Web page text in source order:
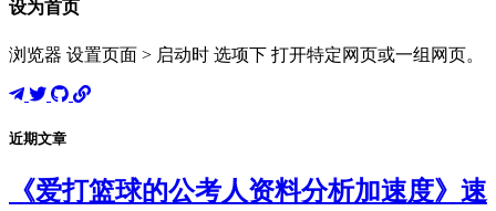
设为首页
浏览器 设置页面 > 启动时 选项下 打开特定网页或一组网页。
近期文章
《爱打篮球的公考人资料分析加速度》速